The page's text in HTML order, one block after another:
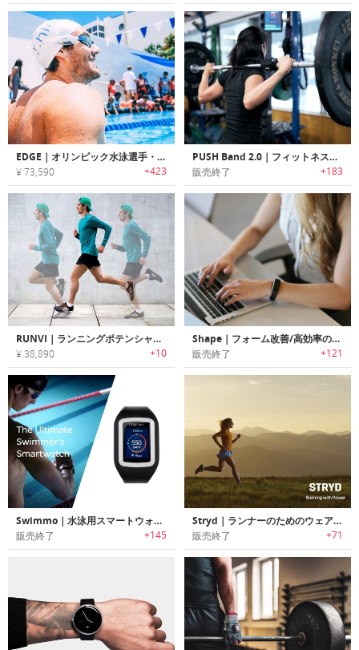
EDGE｜オリンピック水泳選手・コーチが開発したスイミングフィットネストラッカー「エッジ」
¥ 73,590 +423
PUSH Band 2.0｜フィットネスの強度を測定し、数値化するウェアラブルバンド「プッシュバンド2.0」
販売終了 +183
RUNVI｜ランニングポテンシャルを高めるインソール型デジタルランニングコーチ「ランヴィ」
¥ 38,890 +10
Shape｜フォーム改善/高効率のコーチAIを搭載したウェアラブルフィットネスコーチ「シェイプ」
販売終了 +121
Swimmo｜水泳用スマートウォッチ「スイモ」
販売終了 +145
Stryd｜ランナーのためのウェアラブルパワーメーター「ストライド」
販売終了 +71